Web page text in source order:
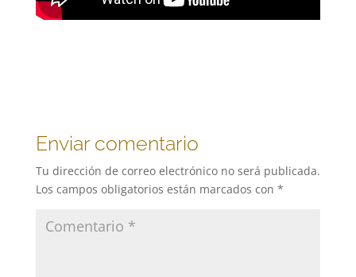
Enviar comentario
Tu dirección de correo electrónico no será publicada.
Los campos obligatorios están marcados con *